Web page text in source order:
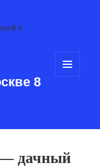
8
дачный